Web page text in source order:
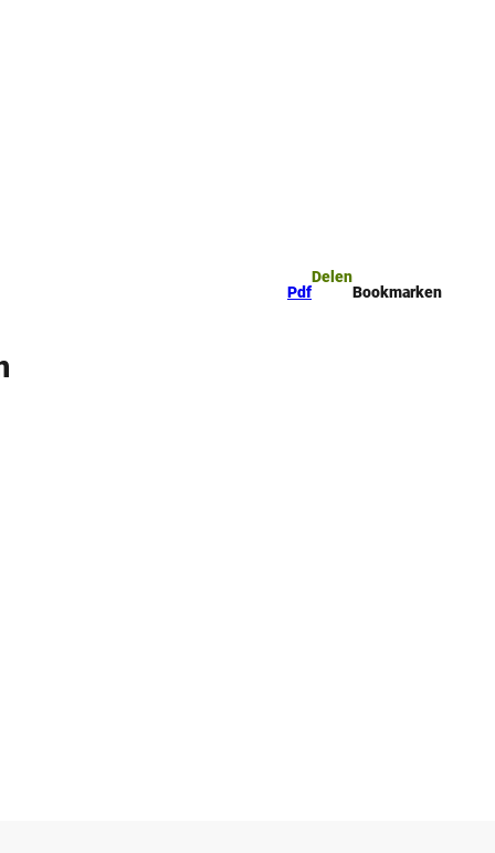
Pdf
Delen
Bookmarken